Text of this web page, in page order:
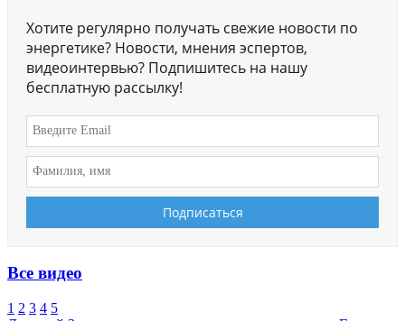
Хотите регулярно получать свежие новости по
энергетике? Новости, мнения эспертов,
видеоинтервью? Подпишитесь на нашу
бесплатную рассылку!
Все видео
1 2 3 4 5